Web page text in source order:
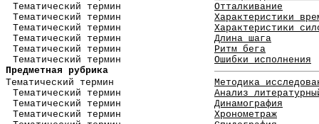
Тематический термин
Отталкивание
Тематический термин
Характеристики
Тематический термин
Характеристики
Тематический термин
Длина шага
Тематический термин
Ритм бега
Тематический термин
Ошибки исполнения
Предметная рубрика
Тематический термин
Методика
Тематический термин
Анализ
Тематический термин
Динамография
Тематический термин
Хронометраж